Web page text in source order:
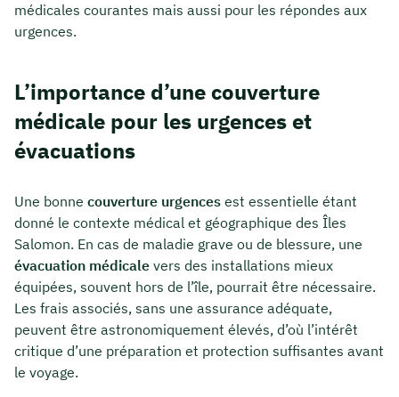
médicales courantes mais aussi pour les répondes aux
urgences.
L’importance d’une couverture
médicale pour les urgences et
évacuations
Une bonne couverture urgences est essentielle étant
donné le contexte médical et géographique des Îles
Salomon. En cas de maladie grave ou de blessure, une
évacuation médicale vers des installations mieux
équipées, souvent hors de l’île, pourrait être nécessaire.
Les frais associés, sans une assurance adéquate,
peuvent être astronomiquement élevés, d’où l’intérêt
critique d’une préparation et protection suffisantes avant
le voyage.